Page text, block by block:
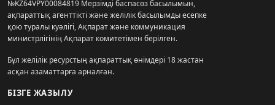
№KZ64VPY00084819 Мерзімді баспасөз басылымын,
ақпараттық агенттікті және желілік басылымды есепке
қою туралы куәлігі, Ақпарат және коммуникация
министрлігінің Ақпарат комитетімен берілген.
Бұл желілік ресурстың ақпараттық өнімдері 18 жастан
асқан азаматтарға арналған.
БІЗГЕ ЖАЗЫЛУ